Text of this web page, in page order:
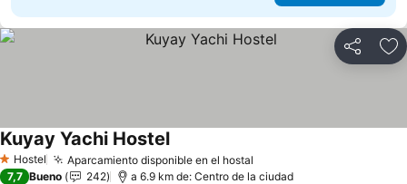
Compartir
1 Estrellas
Hostel Aparcamiento disponible en el hostal
Kuyay Yachi HostelVer precios
7,7 Bueno 242 a 6.9 km de: Centro de la ciudad